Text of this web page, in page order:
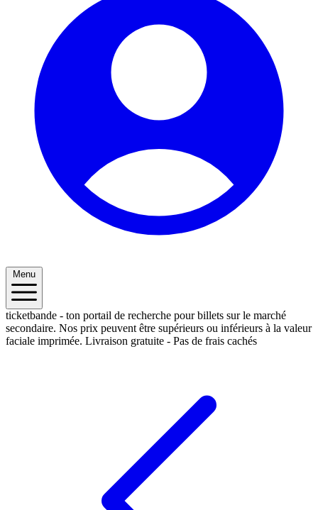
Menu
ticketbande - ton portail de recherche pour billets sur le marché
secondaire. Nos prix peuvent être supérieurs ou inférieurs à la valeur
faciale imprimée. Livraison gratuite - Pas de frais cachés